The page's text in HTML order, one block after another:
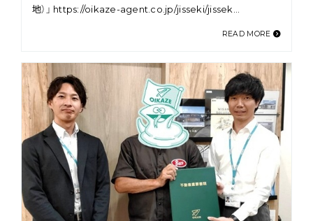
地）」 https://oikaze-agent.co.jp/jisseki/jissek…
READ MORE